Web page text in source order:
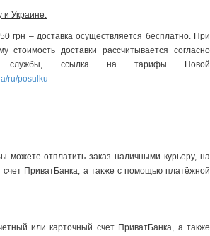
и Украине:
грн – доставка осуществляется бесплатно. При
стоимость доставки рассчитывается согласно
службы, ссылка на тарифы Новой
ru/posulku
можете отплатить заказ наличными курьеру, на
счет ПриватБанка, а также с помощью платёжной
или карточный счет ПриватБанка, а также